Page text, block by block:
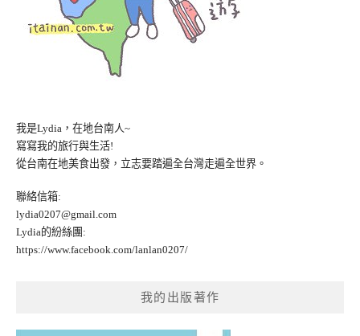
我是Lydia，在地台南人~
寫寫我的旅行與生活!
從台南在地美食出發，立志要踏遍全台灣走遍全世界。
聯絡信箱:
lydia0207@gmail.com
Lydia的紛絲團:
https://www.facebook.com/lanlan0207/
我的出版著作